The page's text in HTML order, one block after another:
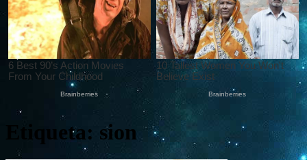
Etiqueta: sion